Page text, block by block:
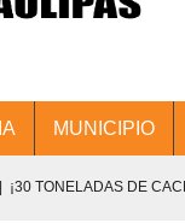
MUNICIPIO
| ¡30 TONELADAS DE